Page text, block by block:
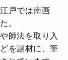
戸では南画
。
師法を取り入
を題材に、筆